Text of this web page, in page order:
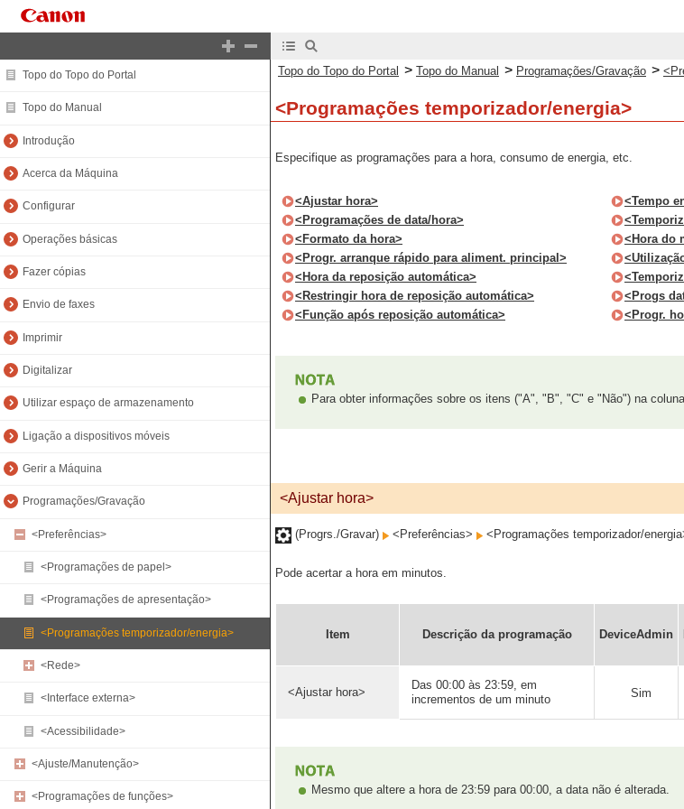
Topo do Topo do Portal
Topo do Manual
Introdução
Acerca da Máquina
Configurar
Operações básicas
Fazer cópias
Envio de faxes
Imprimir
Digitalizar
Utilizar espaço de armazenamento
Ligação a dispositivos móveis
Gerir a Máquina
Programações/Gravação
<Preferências>
<Programações de papel>
<Programações de apresentação>
<Programações temporizador/energia>
<Rede>
<Interface externa>
<Acessibilidade>
<Ajuste/Manutenção>
<Programações de funções>
Topo do Topo do Portal > Topo do Manual > Programações/Gravação >
<Programações temporizador/energia>
Especifique as programações para a hora, consumo de energia, etc.
<Ajustar hora>
<Programações de data/hora>
<Formato da hora>
<Progr. arranque rápido para aliment. principal>
<Hora da reposição automática>
<Restringir hora de reposição automática>
<Função após reposição automática>
<Tempo
<Hora do
<Progs
<Progr.
Para obter informações sobre os itens ("A", "B", "C" e "Não") na
<Ajustar hora>
(Progrs./Gravar) <Preferências> <Programações temporizador/
Pode acertar a hora em minutos.
Item Descrição da programação DeviceAdmin
<Ajustar hora>
Das 00:00 às 23:59, em
incrementos de um minuto
Sim
Mesmo que altere a hora de 23:59 para 00:00, a data não é alterada.